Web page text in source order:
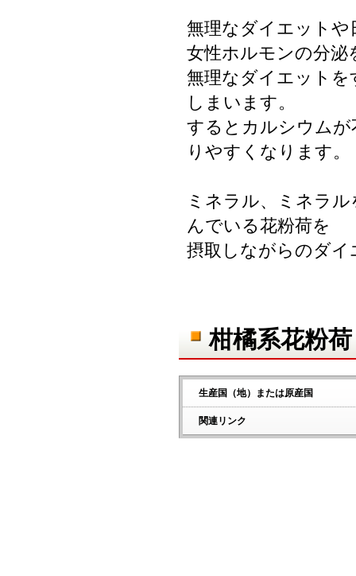
無理なダイエット
女性ホルモンの分泌
無理なダイエット
しまいます。
するとカルシウム
りやすくなります。
ミネラル、ミネラ
んでいる花粉荷を
摂取しながらのダ
柑橘系花粉
生産国（地）または原産国
関連リンク